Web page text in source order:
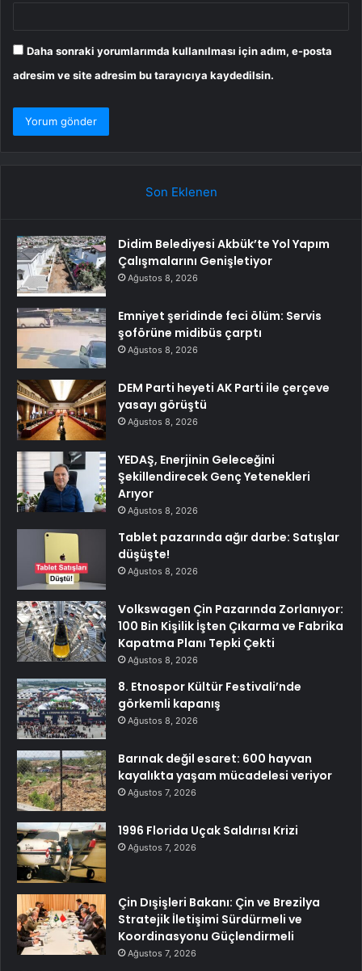
Daha sonraki yorumlarımda kullanılması için adım, e-posta
adresim ve site adresim bu tarayıcıya kaydedilsin.
Son Eklenen
Didim Belediyesi Akbük’te Yol Yapım
Çalışmalarını Genişletiyor
Ağustos 8, 2026
Emniyet şeridinde feci ölüm: Servis
şoförüne midibüs çarptı
Ağustos 8, 2026
DEM Parti heyeti AK Parti ile çerçeve
yasayı görüştü
Ağustos 8, 2026
YEDAŞ, Enerjinin Geleceğini
Şekillendirecek Genç Yetenekleri
Arıyor
Ağustos 8, 2026
Tablet pazarında ağır darbe: Satışlar
düşüşte!
Ağustos 8, 2026
Volkswagen Çin Pazarında Zorlanıyor:
100 Bin Kişilik İşten Çıkarma ve Fabrika
Kapatma Planı Tepki Çekti
Ağustos 8, 2026
8. Etnospor Kültür Festivali’nde
görkemli kapanış
Ağustos 8, 2026
Barınak değil esaret: 600 hayvan
kayalıkta yaşam mücadelesi veriyor
Ağustos 7, 2026
1996 Florida Uçak Saldırısı Krizi
Ağustos 7, 2026
Çin Dışişleri Bakanı: Çin ve Brezilya
Stratejik İletişimi Sürdürmeli ve
Koordinasyonu Güçlendirmeli
Ağustos 7, 2026